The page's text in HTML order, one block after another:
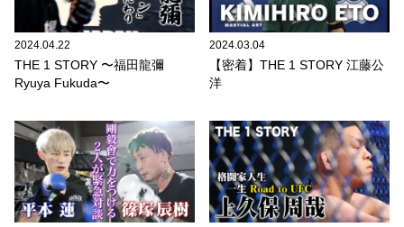
2024.04.22
THE 1 STORY 〜福田龍彌
Ryuya Fukuda〜
2024.03.04
【密着】THE 1 STORY 江藤公
洋